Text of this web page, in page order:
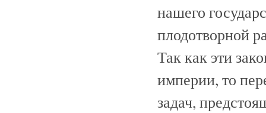
нашего
плодотворной
Так как эти
империи, то
задач,